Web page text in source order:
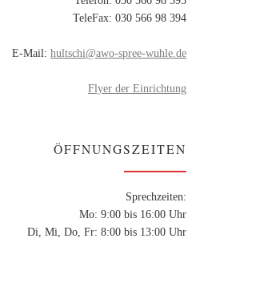
TeleFax: 030 566 98 394
E-Mail: hultschi@awo-spree-wuhle.de
Flyer der Einrichtung
ÖFFNUNGSZEITEN
Sprechzeiten:
Mo: 9:00 bis 16:00 Uhr
Di, Mi, Do, Fr: 8:00 bis 13:00 Uhr